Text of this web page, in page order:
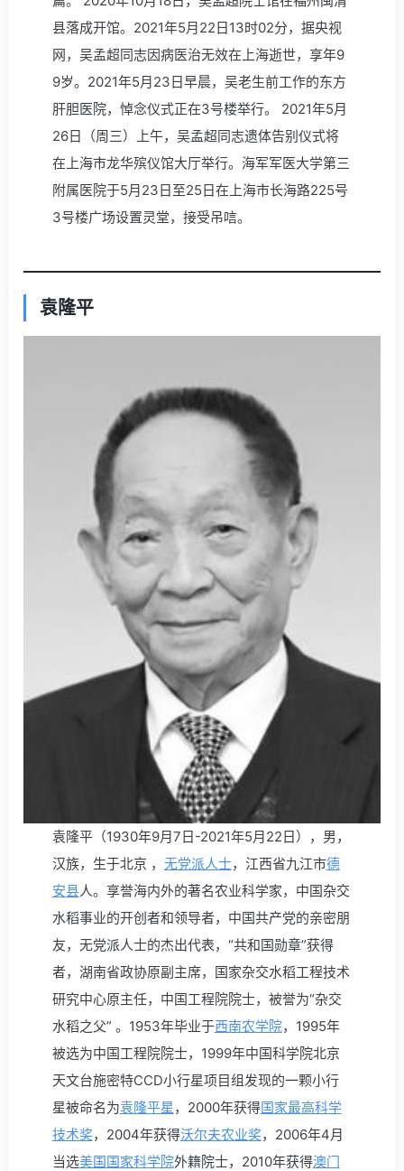
县落成开馆。2021年5月22日13时02分，据央视
网，吴孟超同志因病医治无效在上海逝世，享年9
9岁。2021年5月23日早晨，吴老生前工作的东方
肝胆医院，悼念仪式正在3号楼举行。 2021年5月
26日（周三）上午，吴孟超同志遗体告别仪式将
在上海市龙华殡仪馆大厅举行。海军军医大学第三
附属医院于5月23日至25日在上海市长海路225号
3号楼广场设置灵堂，接受吊唁。
袁隆平
袁隆平（1930年9月7日-2021年5月22日）
，男，
汉族，生于北京 ， 无党派人士，江西省九江市德
安县人。享誉海内外的著名农业科学家，中国杂交
水稻事业的开创者和领导者，中国共产党的亲密朋
友，无党派人士的杰出代表，“共和国勋章”获得
者，湖南省政协原副主席，国家杂交水稻工程技术
研究中心原主任，中国工程院院士，被誉为“杂交
水稻之父” 。1953年毕业于西南农学院，1995年
被选为中国工程院院士，1999年中国科学院北京
天文台施密特CCD小行星项目组发现的一颗小行
星被命名为袁隆平星 ，2000年获得国家最高科学
技术奖，2004年获得沃尔夫农业奖，2006年4月
当选美国国家科学院外籍院士，2010年获得澳门